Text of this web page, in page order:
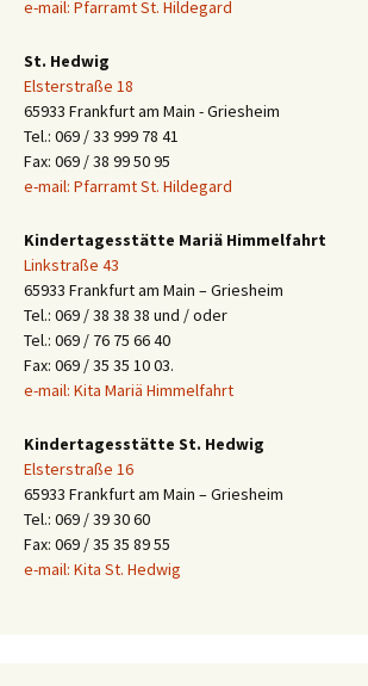
e-mail: Pfarramt St. Hildegard
St. Hedwig
Elsterstraße 18
65933 Frankfurt am Main - Griesheim
Tel.: 069 / 33 999 78 41
Fax: 069 / 38 99 50 95
e-mail: Pfarramt St. Hildegard
Kindertagesstätte Mariä Himmelfahrt
Linkstraße 43
65933 Frankfurt am Main – Griesheim
Tel.: 069 / 38 38 38 und / oder
Tel.: 069 / 76 75 66 40
Fax: 069 / 35 35 10 03.
e-mail: Kita Mariä Himmelfahrt
Kindertagesstätte St. Hedwig
Elsterstraße 16
65933 Frankfurt am Main – Griesheim
Tel.: 069 / 39 30 60
Fax: 069 / 35 35 89 55
e-mail: Kita St. Hedwig